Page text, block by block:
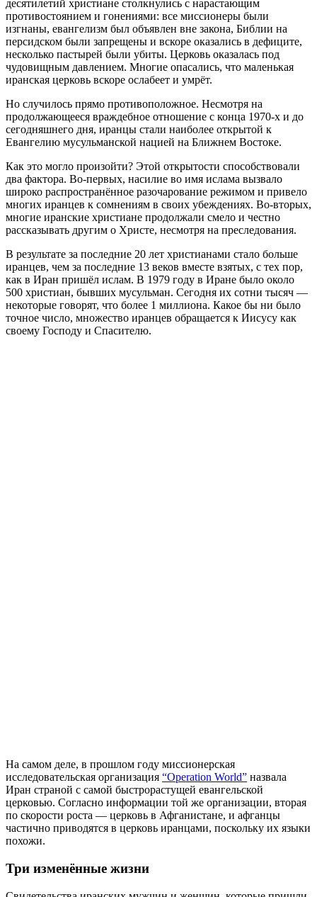
десятилетий христиане столкнулись с нарастающим
противостоянием и гонениями: все миссионеры были
изгнаны, евангелизм был объявлен вне закона, Библии на
персидском были запрещены и вскоре оказались в дефиците,
несколько пастырей были убиты. Церковь оказалась под
чудовищным давлением. Многие опасались, что маленькая
иранская церковь вскоре ослабеет и умрёт.
Но случилось прямо противоположное. Несмотря на
продолжающееся враждебное отношение с конца 1970-х и до
сегодняшнего дня, иранцы стали наиболее открытой к
Евангелию мусульманской нацией на Ближнем Востоке.
Как это могло произойти? Этой открытости способствовали
два фактора. Во-первых, насилие во имя ислама вызвало
широко распространённое разочарование режимом и привело
многих иранцев к сомнениям в своих убеждениях. Во-вторых,
многие иранские христиане продолжали смело и честно
рассказывать другим о Христе, несмотря на преследования.
В результате за последние 20 лет христианами стало больше
иранцев, чем за последние 13 веков вместе взятых, с тех пор,
как в Иран пришёл ислам. В 1979 году в Иране было около
500 христиан, бывших мусульман. Сегодня их сотни тысяч —
некоторые говорят, что более 1 миллиона. Какое бы ни было
точное число, множество иранцев обращается к Иисусу как
своему Господу и Спасителю.
На самом деле, в прошлом году миссионерская
исследовательская организация “Operation World” назвала
Иран страной с самой быстрорастущей евангельской
церковью. Согласно информации той же организации, вторая
по скорости роста — церковь в Афганистане, и афганцы
частично приводятся в церковь иранцами, поскольку их языки
похожи.
Три изменённые жизни